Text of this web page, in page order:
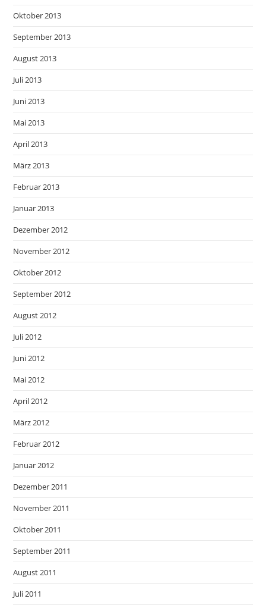
Oktober 2013
September 2013
August 2013
Juli 2013
Juni 2013
Mai 2013
April 2013
März 2013
Februar 2013
Januar 2013
Dezember 2012
November 2012
Oktober 2012
September 2012
August 2012
Juli 2012
Juni 2012
Mai 2012
April 2012
März 2012
Februar 2012
Januar 2012
Dezember 2011
November 2011
Oktober 2011
September 2011
August 2011
Juli 2011